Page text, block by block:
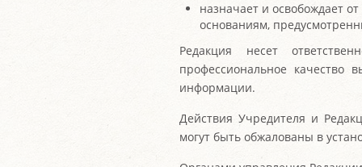
назначает и освобождает
основаниям,
Редакция несет
профессиональное качество
информации.
Действия Учредителя и
могут быть обжалованы в